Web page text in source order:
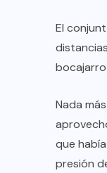
El
Nada
que
presión